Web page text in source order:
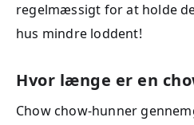
regelmæssigt for at holde
hus mindre loddent!
Hvor længe er en
Chow chow-hunner